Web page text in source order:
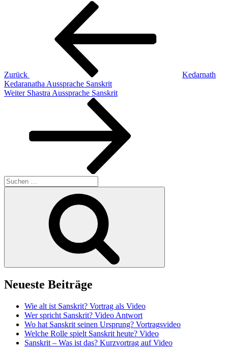
Beitragsnavigation
Zurück
Kedarnath
Kedaranatha Aussprache Sanskrit
Nächster
Weiter Shastra Aussprache Sanskrit
Suchen
nach:
Neueste Beiträge
Wie alt ist Sanskrit? Vortrag als Video
Wer spricht Sanskrit? Video Antwort
Wo hat Sanskrit seinen Ursprung? Vortragsvideo
Welche Rolle spielt Sanskrit heute? Video
Sanskrit – Was ist das? Kurzvortrag auf Video